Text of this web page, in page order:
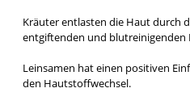
Kräuter entlasten die Haut durch
entgiftenden und blutreinigenden
Leinsamen hat einen positiven
den Hautstoffwechsel.